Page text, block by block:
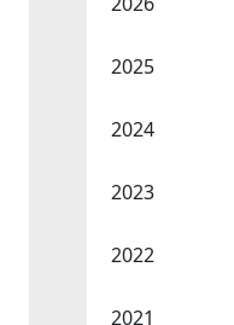
2025
2024
2023
2022
2021